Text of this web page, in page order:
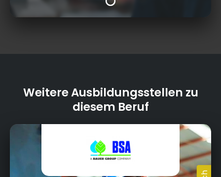
Weitere Ausbildungsstellen zu
diesem Beruf